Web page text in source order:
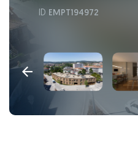
ID EMPT194972